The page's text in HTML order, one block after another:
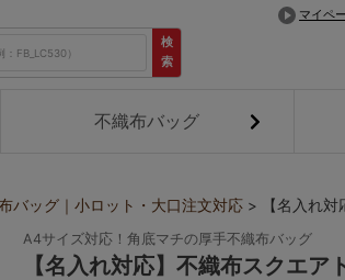
検
索
マイペ
不織布バッグ
バッグ｜小ロット・大口注文対応 【名入れ
A4サイズ対応！角底マチの厚手不織布バッグ
【名入れ対応】不織布スクエ